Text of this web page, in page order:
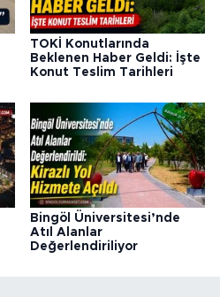
TOKİ Konutlarında
Beklenen Haber Geldi: İşte
Konut Teslim Tarihleri
Bingöl Üniversitesi’nde
Atıl Alanlar
Değerlendiriliyor